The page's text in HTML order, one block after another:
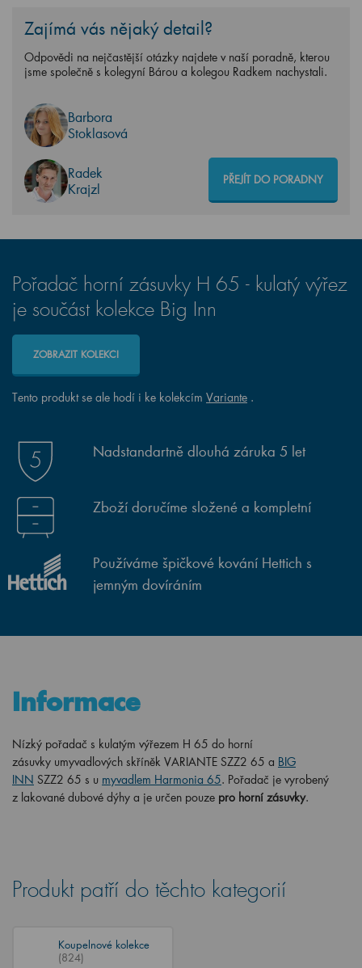
Zajímá vás nějaký detail?
Odpovědi na nejčastější otázky najdete v naší poradně, kterou
jsme společně s kolegyní Bárou a kolegou Radkem nachystali.
Barbora
Stoklasová
Radek
Krajzl
PŘEJÍT DO PORADNY
Pořadač horní zásuvky H 65 - kulatý výřez
je součást kolekce Big Inn
ZOBRAZIT KOLEKCI
Tento produkt se ale hodí i ke kolekcím Variante .
Nadstandartně dlouhá záruka 5 let
Zboží doručíme složené a kompletní
Používáme špičkové kování Hettich s
jemným dovíráním
Informace
Nízký pořadač s kulatým výřezem H 65 do horní
zásuvky umyvadlových skříněk VARIANTE SZZ2 65 a BIG
INN SZZ2 65 s u myvadlem Harmonia 65. Pořadač je vyrobený
z lakované dubové dýhy a je určen pouze pro horní zásuvky.
Produkt patří do těchto kategorií
Koupelnové kolekce
(824)